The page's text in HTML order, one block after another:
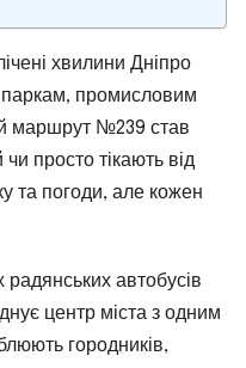
хвилини Дніпро
паркам, промисловим
маршрут №239 став
просто тікають від
та погоди, але кожен
автобусів
центр міста з одним
городників,